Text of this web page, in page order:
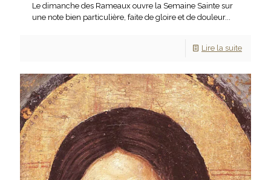
Le dimanche des Rameaux ouvre la Semaine Sainte sur
une note bien particulière, faite de gloire et de douleur...
Lire la suite